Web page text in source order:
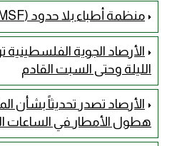
منظمة أطباء بلا حدود (MSF) تعلن عن وظائف شاغرة
الأرصاد الجوية
الليلة وحتى السبت القادم
الأرصاد تصدر تحديثاً
هطول الأمطار في الساعات